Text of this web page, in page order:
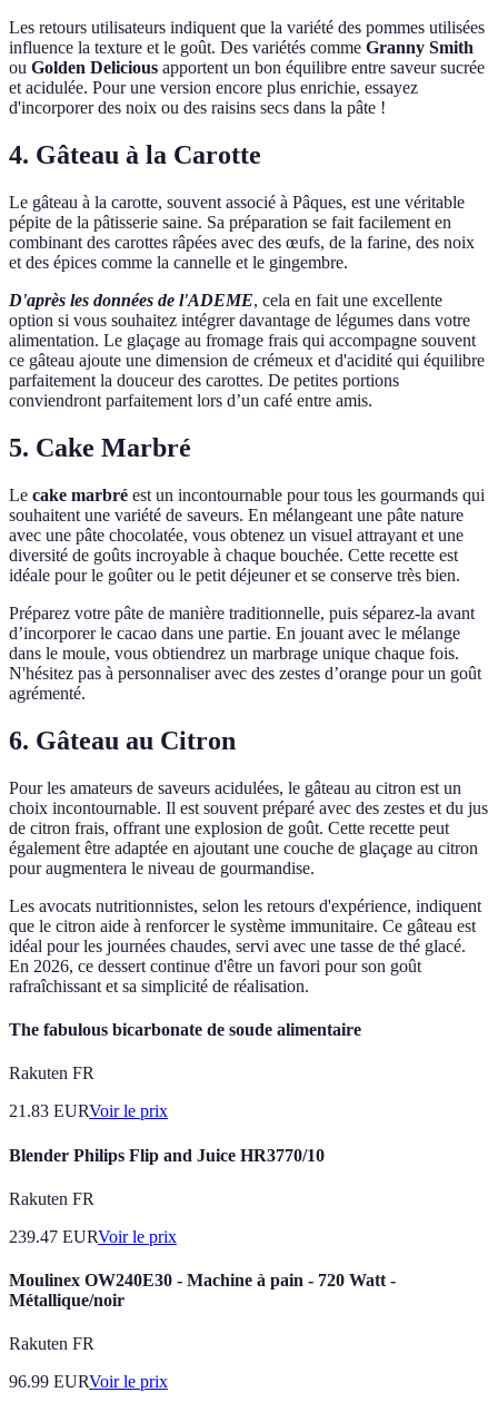
Les retours utilisateurs indiquent que la variété des pommes utilisées
influence la texture et le goût. Des variétés comme Granny Smith
ou Golden Delicious apportent un bon équilibre entre saveur sucrée
et acidulée. Pour une version encore plus enrichie, essayez
d'incorporer des noix ou des raisins secs dans la pâte !
4. Gâteau à la Carotte
Le gâteau à la carotte, souvent associé à Pâques, est une véritable
pépite de la pâtisserie saine. Sa préparation se fait facilement en
combinant des carottes râpées avec des œufs, de la farine, des noix
et des épices comme la cannelle et le gingembre.
D'après les données de l'ADEME, cela en fait une excellente
option si vous souhaitez intégrer davantage de légumes dans votre
alimentation. Le glaçage au fromage frais qui accompagne souvent
ce gâteau ajoute une dimension de crémeux et d'acidité qui équilibre
parfaitement la douceur des carottes. De petites portions
conviendront parfaitement lors d’un café entre amis.
5. Cake Marbré
Le cake marbré est un incontournable pour tous les gourmands qui
souhaitent une variété de saveurs. En mélangeant une pâte nature
avec une pâte chocolatée, vous obtenez un visuel attrayant et une
diversité de goûts incroyable à chaque bouchée. Cette recette est
idéale pour le goûter ou le petit déjeuner et se conserve très bien.
Préparez votre pâte de manière traditionnelle, puis séparez-la avant
d’incorporer le cacao dans une partie. En jouant avec le mélange
dans le moule, vous obtiendrez un marbrage unique chaque fois.
N'hésitez pas à personnaliser avec des zestes d’orange pour un goût
agrémenté.
6. Gâteau au Citron
Pour les amateurs de saveurs acidulées, le gâteau au citron est un
choix incontournable. Il est souvent préparé avec des zestes et du jus
de citron frais, offrant une explosion de goût. Cette recette peut
également être adaptée en ajoutant une couche de glaçage au citron
pour augmentera le niveau de gourmandise.
Les avocats nutritionnistes, selon les retours d'expérience, indiquent
que le citron aide à renforcer le système immunitaire. Ce gâteau est
idéal pour les journées chaudes, servi avec une tasse de thé glacé.
En 2026, ce dessert continue d'être un favori pour son goût
rafraîchissant et sa simplicité de réalisation.
The fabulous bicarbonate de soude alimentaire
Rakuten FR
21.83 EURVoir le prix
Blender Philips Flip and Juice HR3770/10
Rakuten FR
239.47 EURVoir le prix
Moulinex OW240E30 - Machine à pain - 720 Watt -
Métallique/noir
Rakuten FR
96.99 EURVoir le prix